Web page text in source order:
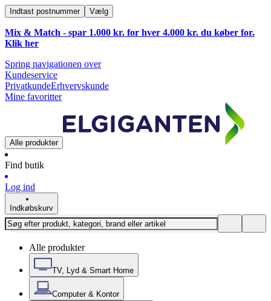
Indtast postnummer Vælg
Mix & Match - spar 1.000 kr. for hver 4.000 kr. du køber for.
Klik her
Spring navigationen over
Kundeservice
PrivatkundeErhvervskunde
Mine favoritter
Alle produkter
Find butik
Log ind
Indkøbskurv
Alle produkter
TV, Lyd & Smart Home
Computer & Kontor